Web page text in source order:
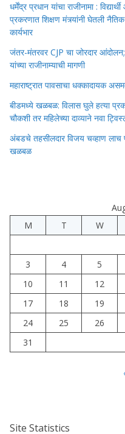
धर्मेंद्र प्रधान यांचा राजीनामा :
प्रकरणात शिक्षण मंत्र्यांनी घेतली
कार्यभार
जंतर-मंतरवर CJP चा जोरदार आंदोलन;
यांच्या राजीनाम्याची मागणी
महाराष्ट्रात पावसाचा धक्कादायक
बीडमध्ये खळबळ: विलास घुले हत्या
चौकशी तर महिलेच्या दाव्याने नवा
अंबडचे तहसीलदार विजय चव्हाण लाच
खळबळ
M
T W
3
4 5
10
11 12
17
18 19
24
25 26
31
Site Statistics